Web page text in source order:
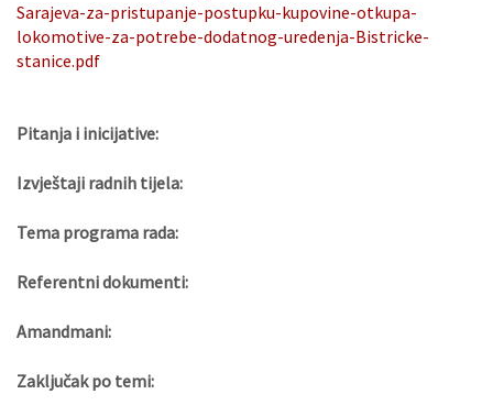
Sarajeva-za-pristupanje-postupku-kupovine-otkupa-
lokomotive-za-potrebe-dodatnog-uredenja-Bistricke-
stanice.pdf
Pitanja i inicijative:
Izvještaji radnih tijela:
Tema programa rada:
Referentni dokumenti:
Amandmani:
Zaključak po temi: